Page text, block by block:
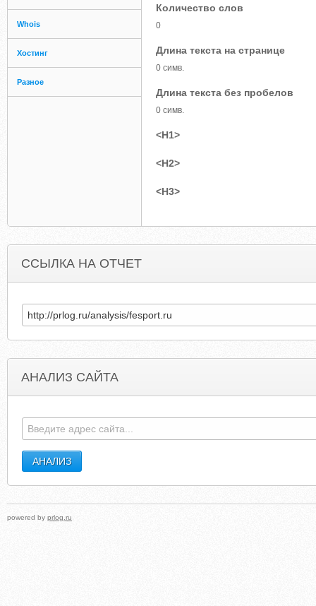
Whois
Хостинг
Разное
Количество слов
0
Длина текста на странице
0 симв.
Длина текста без пробелов
0 симв.
<H1>
<H2>
<H3>
ССЫЛКА НА ОТЧЕТ
АНАЛИЗ САЙТА
powered by prlog.ru